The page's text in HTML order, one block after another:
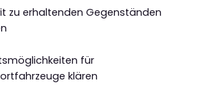
zu erhaltenden Gegenständen
für
klären